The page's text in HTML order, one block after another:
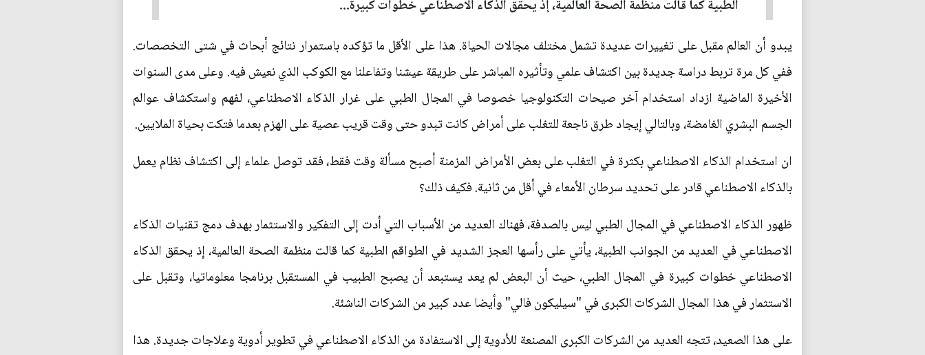
الطبية كما قالت منظمة الصحة العالمية، إذ يحقق الذكاء الاصطناعي خطوات كبيرة...
يبدو أن العالم مقبل على تغييرات عديدة تشمل مختلف مجالات الحياة. هذا على الأقل ما تؤكده باستمرار نتائج أبحاث في شتى التخصصات.
ففي كل مرة تربط دراسة جديدة بين اكتشاف علمي وتأثيره المباشر على طريقة عيشنا وتفاعلنا مع الكوكب الذي نعيش فيه. وعلى مدى السنوات
الأخيرة الماضية ازداد استخدام آخر صيحات التكنولوجيا خصوصا في المجال الطبي على غرار الذكاء الاصطناعي، لفهم واستكشاف عوالم
الجسم البشري الغامضة، وبالتالي إيجاد طرق ناجعة للتغلب على أمراض كانت تبدو حتى وقت قريب عصية على الهزم بعدما فتكت بحياة الملايين.
ان استخدام الذكاء الاصطناعي بكثرة في التغلب على بعض الأمراض المزمنة أصبح مسألة وقت فقط، فقد توصل علماء إلى اكتشاف نظام يعمل
بالذكاء الاصطناعي قادر على تحديد سرطان الأمعاء في أقل من ثانية. فكيف ذلك؟
ظهور الذكاء الاصطناعي في المجال الطبي ليس بالصدفة، فهناك العديد من الأسباب التي أدت إلى التفكير والاستثمار بهدف دمج تقنيات الذكاء
الاصطناعي في العديد من الجوانب الطبية، يأتي على رأسها العجز الشديد في الطواقم الطبية كما قالت منظمة الصحة العالمية، إذ يحقق الذكاء
الاصطناعي خطوات كبيرة في المجال الطبي، حيث أن البعض لم يعد يستبعد أن يصبح الطبيب في المستقبل برنامجا معلوماتيا، وتقبل على
الاستثمار في هذا المجال الشركات الكبرى في "سيليكون فالي" وأيضا عدد كبير من الشركات الناشئة.
على هذا الصعيد، تتجه العديد من الشركات الكبرى المصنعة للأدوية إلى الاستفادة من الذكاء الاصطناعي في تطوير أدوية وعلاجات جديدة. هذا